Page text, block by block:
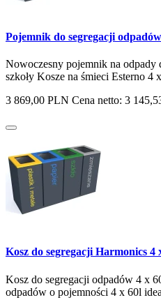
Pojemnik do segregacji
Nowoczesny pojemnik na odpady
szkoły Kosze na śmieci Esterno 4
3 869,00 PLN Cena netto: 3
Kosz do segregacji Harmonics 4
Kosz do segregacji odpadów 4 x
odpadów o pojemności 4 x 60l